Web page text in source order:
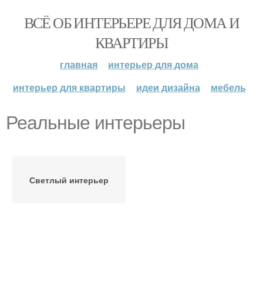
ВСЁ ОБ ИНТЕРЬЕРЕ ДЛЯ ДОМА И
КВАРТИРЫ
главная
интерьер для дома
интерьер для квартиры
идеи дизайна мебель
Реальные интерьеры
Светлый интерьер